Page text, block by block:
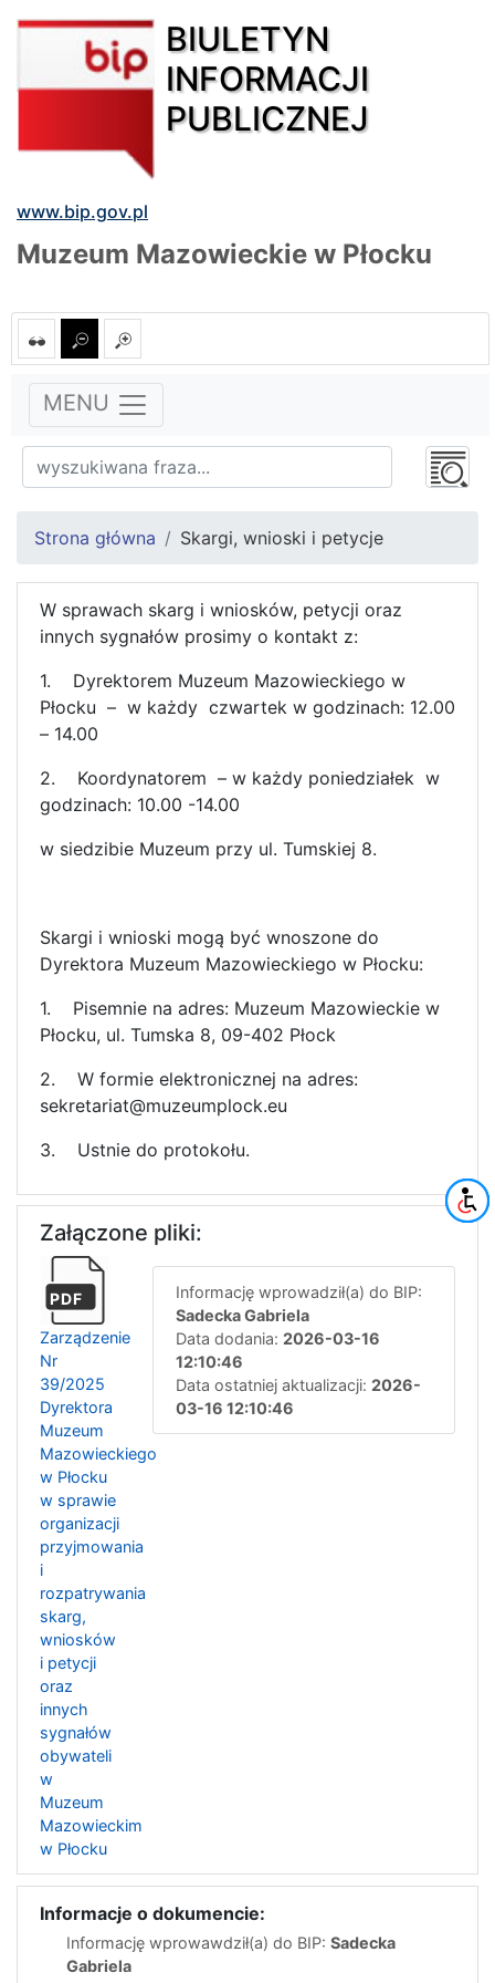
BIULETYN
INFORMACJI
PUBLICZNEJ
www.bip.gov.pl
Muzeum Mazowieckie w Płocku
MENU
Strona główna Skargi, wnioski i petycje
W sprawach skarg i wniosków, petycji oraz
innych sygnałów prosimy o kontakt z:
1. Dyrektorem Muzeum Mazowieckiego w
Płocku – w każdy czwartek w godzinach: 12.00
– 14.00
2. Koordynatorem – w każdy poniedziałek w
godzinach: 10.00 -14.00
w siedzibie Muzeum przy ul. Tumskiej 8.
Skargi i wnioski mogą być wnoszone do
Dyrektora Muzeum Mazowieckiego w Płocku:
1. Pisemnie na adres: Muzeum Mazowieckie w
Płocku, ul. Tumska 8, 09-402 Płock
2. W formie elektronicznej na adres:
sekretariat@muzeumplock.eu
3. Ustnie do protokołu.
Załączone pliki:
PDF
Zarządzenie
Nr
39/2025
Dyrektora
Muzeum
Mazowieckiego
w Płocku
w sprawie
organizacji
przyjmowania
i
rozpatrywania
skarg,
wniosków
i petycji
oraz
innych
sygnałów
obywateli
w
Muzeum
Mazowieckim
w Płocku
Informację wprowadził(a) do BIP:
Sadecka Gabriela
Data dodania: 2026-03-16
12:10:46
Data ostatniej aktualizacji: 2026-
03-16 12:10:46
Informacje o dokumencie:
Informację wprowawdził(a) do BIP: Sadecka
Gabriela